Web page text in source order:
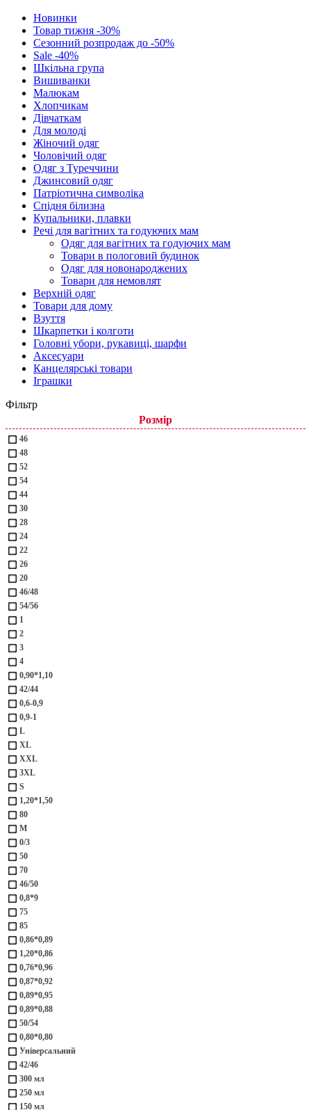
Новинки
Товар тижня -30%
Сезонний розпродаж до -50%
Sale -40%
Шкільна група
Вишиванки
Малюкам
Хлопчикам
Дівчаткам
Для молоді
Жіночий одяг
Чоловічий одяг
Одяг з Туреччини
Джинсовий одяг
Патріотична символіка
Спідня білизна
Купальники, плавки
Речі для вагітних та годуючих мам
Одяг для вагітних та годуючих мам
Товари в пологовий будинок
Одяг для новонароджених
Товари для немовлят
Верхній одяг
Товари для дому
Взуття
Шкарпетки і колготи
Головні убори, рукавиці, шарфи
Аксесуари
Канцелярські товари
Іграшки
Фільтр
Розмір
46
48
52
54
44
30
28
24
22
26
20
46/48
54/56
1
2
3
4
0,90*1,10
42/44
0,6-0,9
0,9-1
L
XL
XXL
3XL
S
1,20*1,50
80
M
0/3
50
70
46/50
0,8*9
75
85
0,86*0,89
1,20*0,86
0,76*0,96
0,87*0,92
0,89*0,95
0,89*0,88
50/54
0,80*0,80
Універсальний
42/46
300 мл
250 мл
150 мл